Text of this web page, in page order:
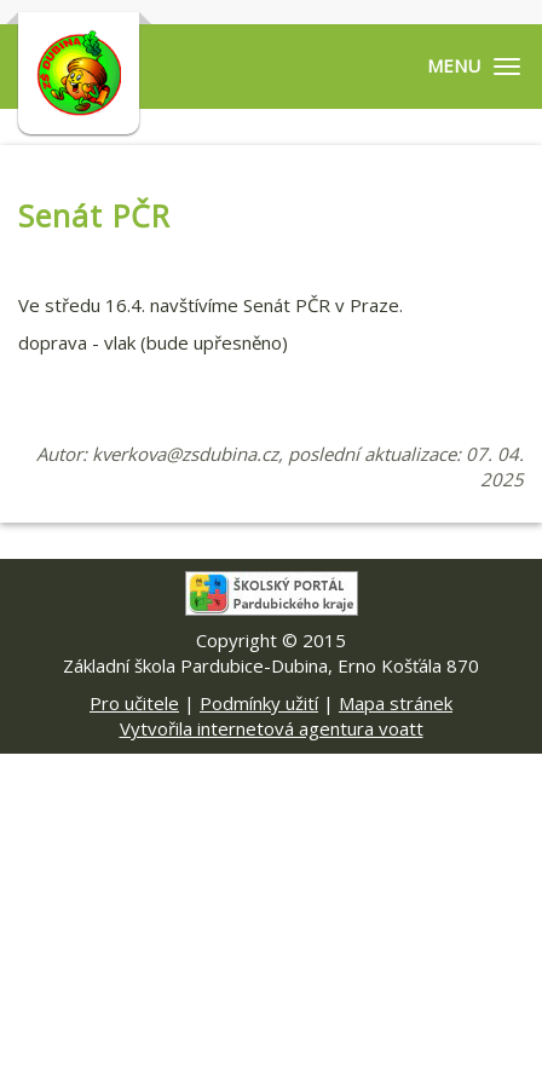
Senát PČR
Ve středu 16.4. navštívíme Senát PČR v Praze.
doprava - vlak (bude upřesněno)
Autor: kverkova@zsdubina.cz, poslední aktualizace: 07. 04.
2025
Copyright © 2015
Základní škola Pardubice-Dubina, Erno Košťála 870
Pro učitele | Podmínky užití| Mapa stránek
Vytvořila internetová agentura voatt